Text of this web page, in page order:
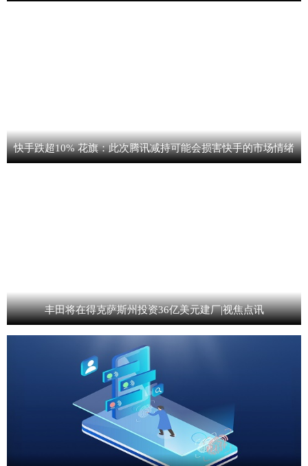
快手跌超10% 花旗：此次腾讯减持可能会损害快手的市场情绪
丰田将在得克萨斯州投资36亿美元建厂|视焦点讯